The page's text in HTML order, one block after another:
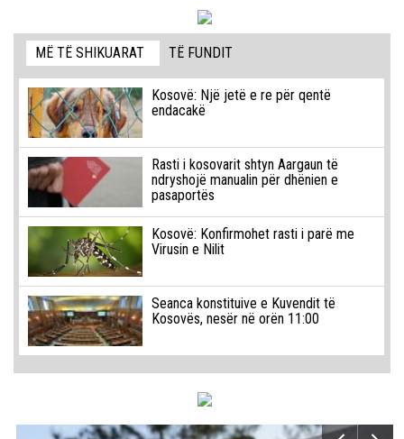
MË TË SHIKUARAT TË FUNDIT
Kosovë: Një jetë e re për qentë
endacakë
Rasti i kosovarit shtyn Aargaun të
ndryshojë manualin për dhënien e
pasaportës
Kosovë: Konfirmohet rasti i parë me
Virusin e Nilit
Seanca konstituive e Kuvendit të
Kosovës, nesër në orën 11:00